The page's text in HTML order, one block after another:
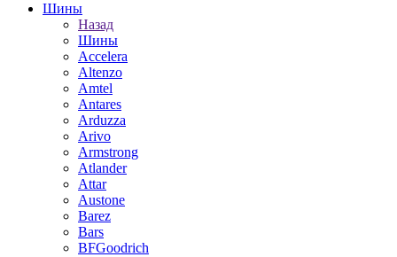
Шины
Назад
Шины
Accelera
Altenzo
Amtel
Antares
Arduzza
Arivo
Armstrong
Atlander
Attar
Austone
Barez
Bars
BFGoodrich